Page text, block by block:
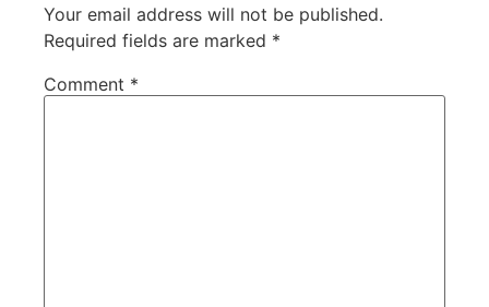
Your email address will not be published.
Required fields are marked *
Comment *